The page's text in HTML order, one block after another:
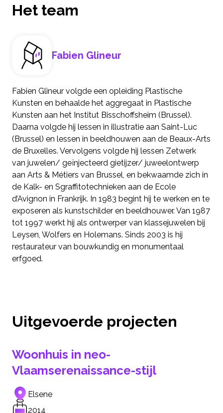
Het team
Fabien Glineur
Fabien Glineur volgde een opleiding Plastische
Kunsten en behaalde het aggregaat in Plastische
Kunsten aan het Institut Bisschoffsheim (Brussel).
Daarna volgde hij lessen in illustratie aan Saint-Luc
(Brussel) en lessen in beeldhouwen aan de Beaux-Arts
de Bruxelles. Vervolgens volgde hij lessen Zetwerk
van juwelen/ geïnjecteerd gietijzer/ juweelontwerp
aan Arts & Métiers van Brussel, en bekwaamde zich in
de Kalk- en Sgraffitotechnieken aan de Ecole
d’Avignon in Frankrijk. In 1983 begint hij te werken en te
exposeren als kunstschilder en beeldhouwer. Van 1987
tot 1997 werkt hij als ontwerper van klassejuwelen bij
Leysen, Wolfers en Holemans. Sinds 2003 is hij
restaurateur van bouwkundig en monumentaal
erfgoed.
Uitgevoerde projecten
Woonhuis in neo-
Vlaamserenaissance-stijl
Elsene
2014